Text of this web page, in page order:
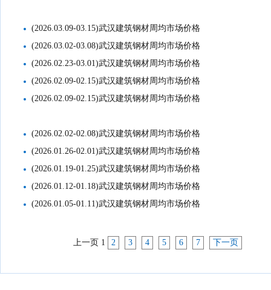
(2026.03.09-03.15)武汉建筑钢材周均市场价格
(2026.03.02-03.08)武汉建筑钢材周均市场价格
(2026.02.23-03.01)武汉建筑钢材周均市场价格
(2026.02.09-02.15)武汉建筑钢材周均市场价格
(2026.02.09-02.15)武汉建筑钢材周均市场价格
(2026.02.02-02.08)武汉建筑钢材周均市场价格
(2026.01.26-02.01)武汉建筑钢材周均市场价格
(2026.01.19-01.25)武汉建筑钢材周均市场价格
(2026.01.12-01.18)武汉建筑钢材周均市场价格
(2026.01.05-01.11)武汉建筑钢材周均市场价格
上一页 1 2 3 4 5 6 7 下一页